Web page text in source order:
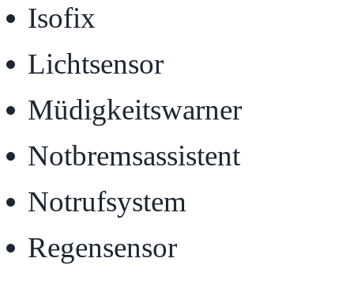
Isofix
Lichtsensor
Müdigkeitswarner
Notbremsassistent
Notrufsystem
Regensensor